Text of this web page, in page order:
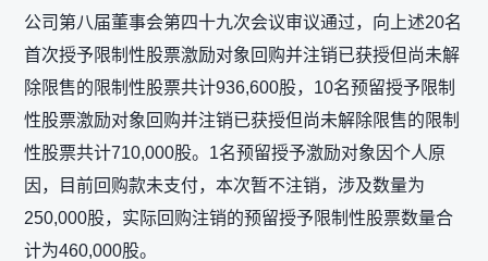
公司第八届董事会第四十九次会议审议通过，向上述20名
首次授予限制性股票激励对象回购并注销已获授但尚未解
除限售的限制性股票共计936,600股，10名预留授予限制
性股票激励对象回购并注销已获授但尚未解除限售的限制
性股票共计710,000股。1名预留授予激励对象因个人原
因，目前回购款未支付，本次暂不注销，涉及数量为
250,000股，实际回购注销的预留授予限制性股票数量合
计为460,000股。